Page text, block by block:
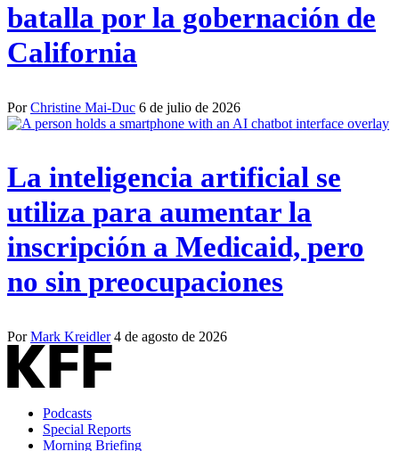
batalla por la gobernación de
California
PorChristine Mai-Duc 6 de julio de 2026
La inteligencia artificial se
utiliza para aumentar la
inscripción a Medicaid, pero
no sin preocupaciones
PorMark Kreidler 4 de agosto de 2026
Podcasts
Special Reports
Morning Briefing